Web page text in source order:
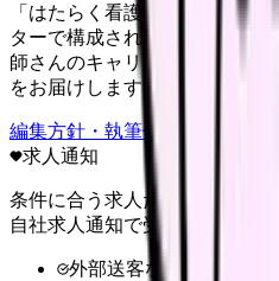
「はたらく看護師さん」編集
ターで構成されています。現
師さんのキャリア・転職・働
をお届けします。
編集方針・執筆体制・監修体制
求人通知
条件に合う求人だけ
自社求人通知で受け取る
外部送客なし